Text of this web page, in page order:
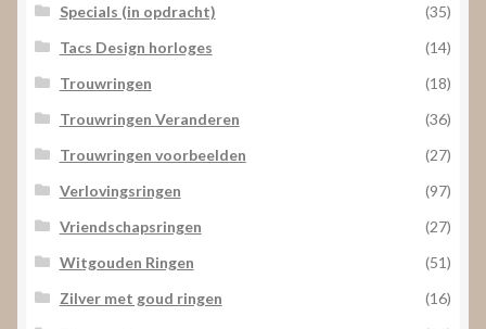
Specials (in opdracht)
(35)
Tacs Design horloges
(14)
Trouwringen
(18)
Trouwringen Veranderen
(36)
Trouwringen voorbeelden
(27)
Verlovingsringen
(97)
Vriendschapsringen
(27)
Witgouden Ringen
(51)
Zilver met goud ringen
(16)